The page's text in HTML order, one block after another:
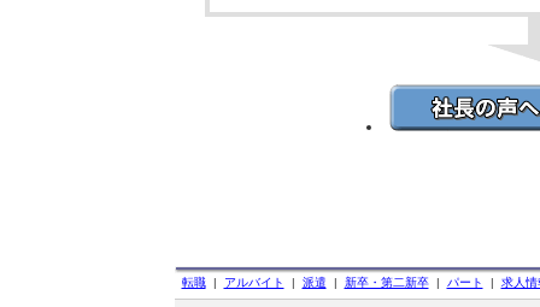
転職| アルバイト | 派遣 | 新卒・第二新卒| パート | 求人情